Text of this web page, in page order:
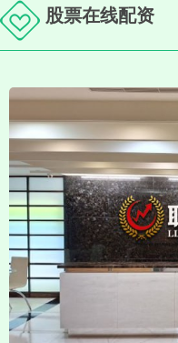
股票在线配资